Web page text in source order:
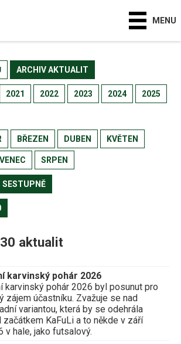
MENU
ARCHIV AKTUALIT
2021 2022 2023 2024 2025
BŘEZEN DUBEN KVĚTEN
SRPEN
SESTUPNĚ
aktualit
karvinský pohár 2026
karvinský pohár 2026 byl posunut pro
zájem účastníku. Zvažuje se nad
variantou, která by se odehrála
začátkem KaFuLi a to někde v září
v hale, jako futsalový.